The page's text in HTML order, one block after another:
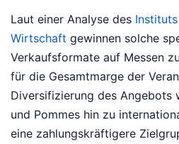
Laut einer Analyse des
Wirtschaft gewinnen solche
Verkaufsformate auf Messen
für die Gesamtmarge der
Diversifizierung des Angebots
und Pommes hin zu
eine zahlungskräftigere